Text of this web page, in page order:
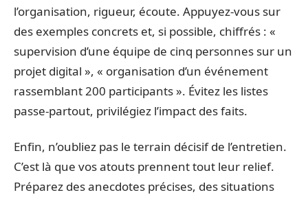
l’organisation, rigueur, écoute. Appuyez-vous sur
des exemples concrets et, si possible, chiffrés : «
supervision d’une équipe de cinq personnes sur un
projet digital », « organisation d’un événement
rassemblant 200 participants ». Évitez les listes
passe-partout, privilégiez l’impact des faits.
Enfin, n’oubliez pas le terrain décisif de l’entretien.
C’est là que vos atouts prennent tout leur relief.
Préparez des anecdotes précises, des situations